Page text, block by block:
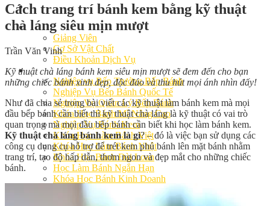
Giới Thiệu
Giảng Viên
Cơ Sở Vật Chất
Điều Khoản Dịch Vụ
Học Làm Bánh
Nghiệp vụ Bếp Trưởng Bếp Bánh
Nghiệp Vụ Bếp Bánh Quốc Tế
Nghiệp Vụ Quản Lý Bếp Bánh
Khóa Học Bánh Mì Nâng Cao
Nghiệp Vụ Bánh Kem
Khóa Học Làm Bánh Việt
Khóa Học Làm Bánh Nhật
Khóa Học Bánh Đài Loan
Học Làm Bánh Ngắn Hạn
Khóa Học Bánh Kinh Doanh
Khóa Học Handmade Mini Cake
Master Class
Cách trang trí bánh kem bằng kỹ thuật
chà láng siêu mịn mượt
Trần Văn Vinh
Kỹ thuật chà láng bánh kem siêu mịn mượt sẽ đem đến cho bạn
những chiếc bánh xinh đẹp, độc đáo và thu hút mọi ánh nhìn đấy!
Như đã chia sẻ trong bài viết các kỹ thuật làm bánh kem mà mọi
đầu bếp bánh cần biết thì kỹ thuật chà láng là kỹ thuật có vai trò
quan trọng mà mọi đầu bếp bánh cần biết khi học làm bánh kem.
Kỹ thuật chà láng bánh kem là gì? – đó là việc bạn sử dụng các
công cụ dụng cụ hỗ trợ để trét kem phủ bánh lên mặt bánh nhằm
trang trí, tạo độ hấp dẫn, thơm ngon và đẹp mắt cho những chiếc
bánh.